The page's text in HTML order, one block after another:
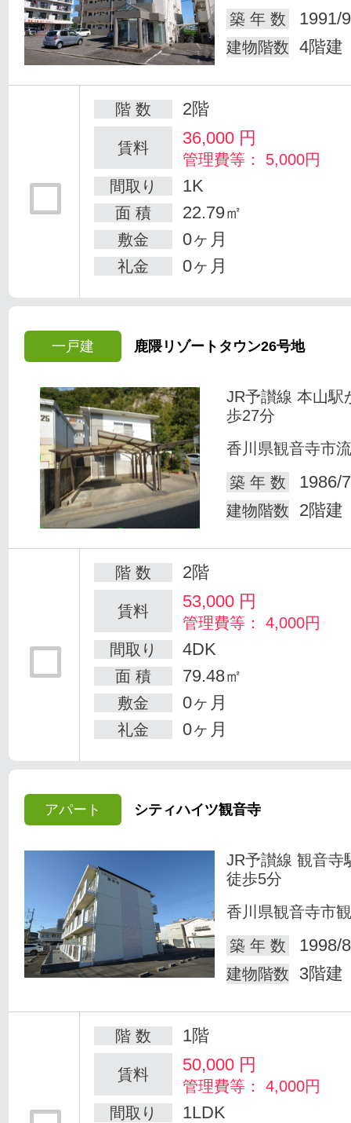
築 年 数
1991/
建物階数 4階建
階 数 2階
賃料 36,000 円
管理費等： 5,000円
間取り
1K
面 積 22.79㎡
敷金 0ヶ月
礼金 0ヶ月
一戸建 鹿隈リゾートタウン26号地
JR予讃線 本山駅
歩27分
香川県観音寺市
築 年 数
1986/
建物階数 2階建
階 数 2階
賃料 53,000 円
管理費等： 4,000円
間取り
4DK
面 積 79.48㎡
敷金 0ヶ月
礼金 0ヶ月
アパート シティハイツ観音寺
JR予讃線 観音寺
徒歩5分
香川県観音寺市
築 年 数
1998/
建物階数 3階建
階 数 1階
賃料 50,000 円
管理費等： 4,000円
間取り
1LDK